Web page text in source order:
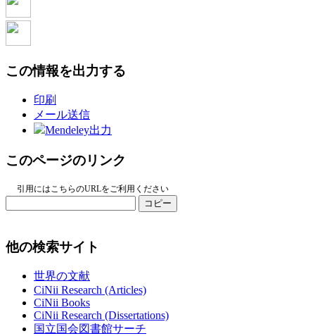
この情報を出力する
印刷
メール送信
Mendeley出力
このページのリンク
引用にはこちらのURLをご利用ください
コピー
他の検索サイト
世界の文献
CiNii Research (Articles)
CiNii Books
CiNii Research (Dissertations)
国立国会図書館サーチ